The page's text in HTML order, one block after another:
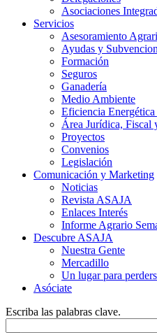
Asociaciones
Servicios
Asesoramiento
Ayudas y
Formación
Seguros
Ganadería
Medio Ambiente
Eficiencia
Área Jurídica, Fiscal
Proyectos
Convenios
Legislación
Comunicación y Marketing
Noticias
Revista ASAJA
Enlaces Interés
Informe Agrario
Descubre ASAJA
Nuestra Gente
Mercadillo
Un lugar para
Asóciate
Escriba las palabras clave.